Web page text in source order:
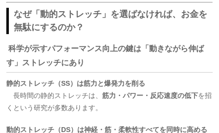
なぜ「動的ストレッチ」を選ばなければ、お金を
無駄にするのか？
科学が示すパフォーマンス向上の鍵は「動きながら伸ば
す」ストレッチにあり
静的ストレッチ（SS）は筋力と爆発力を削る
長時間の静的ストレッチは、筋力・パワー・反応速度の低下を招
くという研究が多数あります。
動的ストレッチ（DS）は神経・筋・柔軟性すべてを同時に高める